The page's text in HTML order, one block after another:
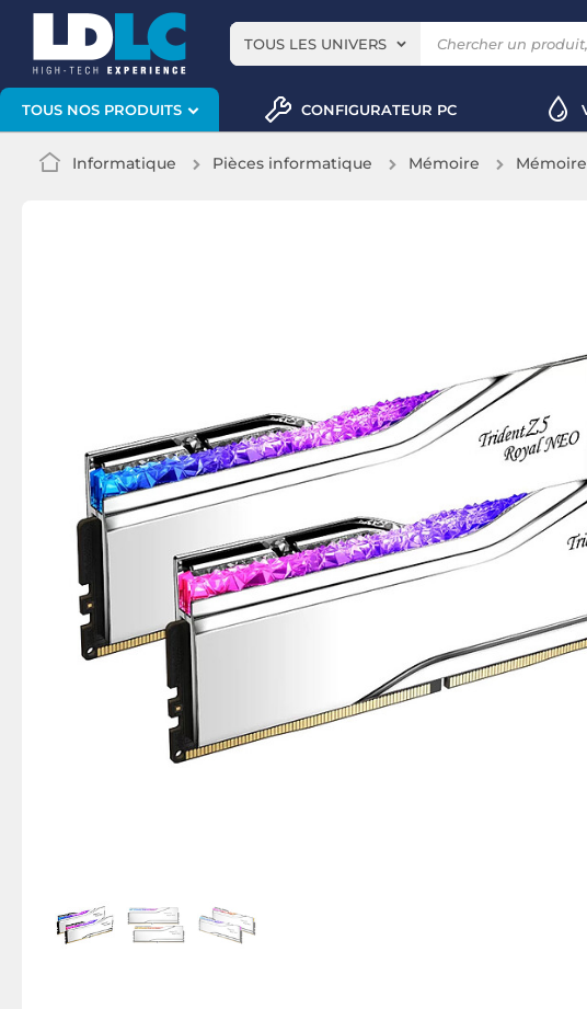
TOUS LES UNIVERS
TOUS NOS PRODUITS CONFIGURATEUR PC
Informatique Pièces informatique Mémoire